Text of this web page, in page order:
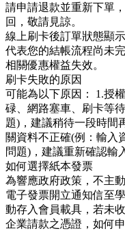
請申請退款並重新下單
回，敬請見諒。
線上刷卡後訂單狀態顯示
代表您的結帳流程尚未
相關優惠權益失效。
刷卡失敗的原因
可能為以下原因： 1.授
碌、網路塞車、刷卡等
題)，建議稍待一段時間
關資料不正確(例：輸入
問題)，建議重新確認輸
如何選擇紙本發票
為響應政府政策，不主
電子發票開立通知信至
動存入會員載具，若未收
企業請款之憑證，如何